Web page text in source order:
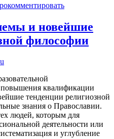
и новейшие
философии
квалификации
тенденции религиозной
знания о Православии.
людей, которым для
деятельности или
и углубление